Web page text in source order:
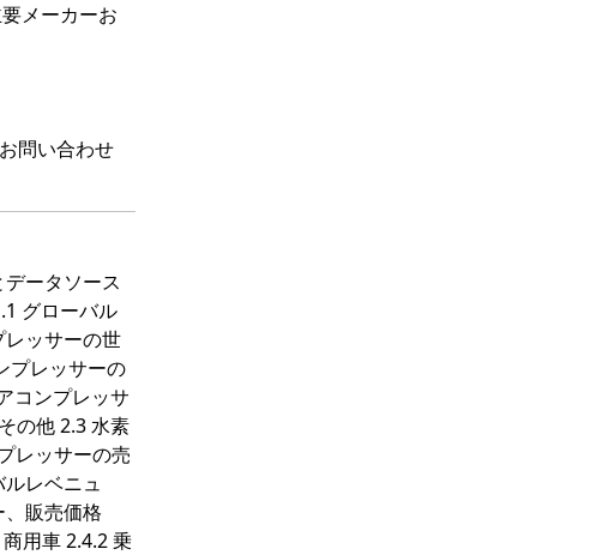
メーカーお
問い合わせ
ータソース
グローバル
ッサーの世
プレッサーの
コンプレッサ
の他 2.3 水素
レッサーの売
レベニュ
販売価格
用車 2.4.2 乗